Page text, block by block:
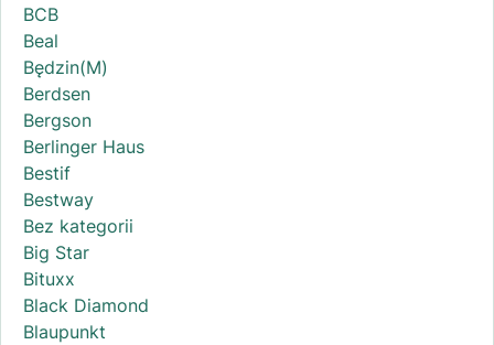
BCB
Beal
Będzin(M)
Berdsen
Bergson
Berlinger Haus
Bestif
Bestway
Bez kategorii
Big Star
Bituxx
Black Diamond
Blaupunkt